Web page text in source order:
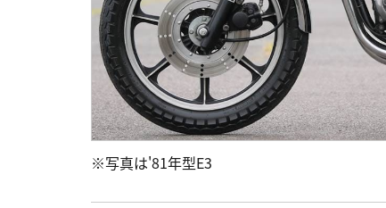
※写真は'81年型E3